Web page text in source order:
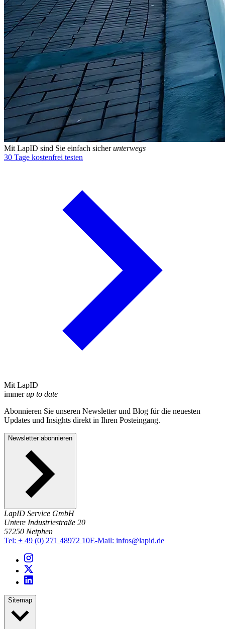
Mit LapID sind Sie einfach sicherunterwegs
30 Tage kostenfrei testen
Mit LapID
immerup to date
Abonnieren Sie unseren Newsletter und Blog für die neuesten
Updates und Insights direkt in Ihren Posteingang.
Newsletter abonnieren
LapID Service GmbH
Untere Industriestraße 20
57250 Netphen
Tel: + 49 (0) 271 48972 10E-Mail: infos@lapid.de
Sitemap